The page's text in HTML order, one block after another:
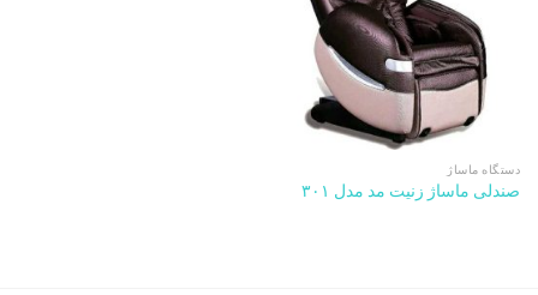
دستگاه ماساژ
صندلی ماساژ زنیت مد مدل ۳۰۱